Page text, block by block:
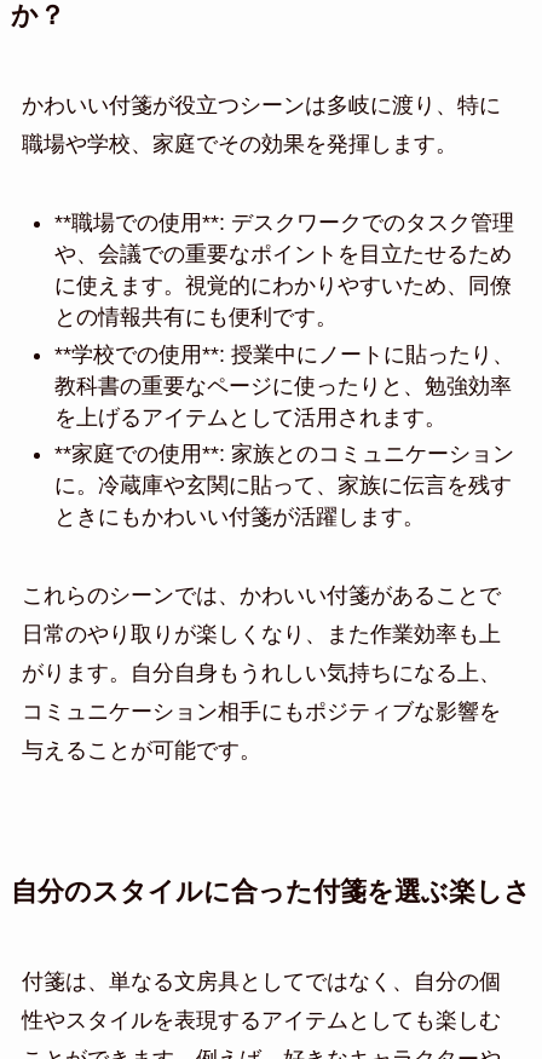
か？
かわいい付箋が役立つシーンは多岐に渡り、特に
職場や学校、家庭でその効果を発揮します。
**職場での使用**: デスクワークでのタスク管理
や、会議での重要なポイントを目立たせるため
に使えます。視覚的にわかりやすいため、同僚
との情報共有にも便利です。
**学校での使用**: 授業中にノートに貼ったり、
教科書の重要なページに使ったりと、勉強効率
を上げるアイテムとして活用されます。
**家庭での使用**: 家族とのコミュニケーション
に。冷蔵庫や玄関に貼って、家族に伝言を残す
ときにもかわいい付箋が活躍します。
これらのシーンでは、かわいい付箋があることで
日常のやり取りが楽しくなり、また作業効率も上
がります。自分自身もうれしい気持ちになる上、
コミュニケーション相手にもポジティブな影響を
与えることが可能です。
自分のスタイルに合った付箋を選ぶ楽しさ
付箋は、単なる文房具としてではなく、自分の個
性やスタイルを表現するアイテムとしても楽しむ